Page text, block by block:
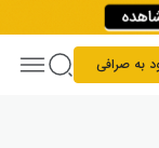
به صرافی